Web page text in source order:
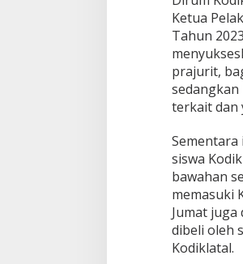
r
u
s
P
e
d
u
l
T
e
r
h
a
d
a
p
K
Ketua
Tahun
prajurit,
terkait dan
siswa
bawahan
memasuki
Jumat
dibeli oleh
Kodiklatal.